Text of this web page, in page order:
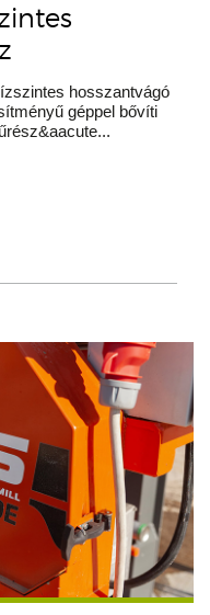
hosszantvágó
géppel bővíti